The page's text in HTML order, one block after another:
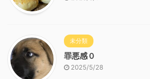
未分類
罪悪感０
2025/5/28